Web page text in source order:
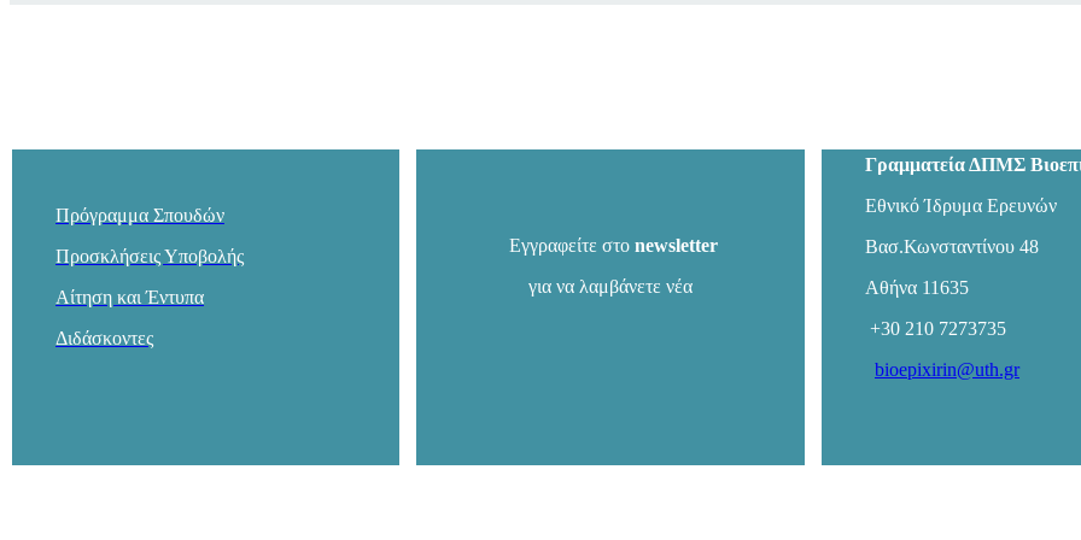
Πρόγραμμα Σπουδών
Προσκλήσεις Υποβολής
Αίτηση και Έντυπα
Διδάσκοντες
Εγγραφείτε στο newsletter
για να λαμβάνετε νέα
Γραμματεία ΔΠΜΣ
Εθνικό Ίδρυμα Ερευνών
Βασ.Κωνσταντίνου 48
Αθήνα 11635
+30 210 7273735
bioepixirin@uth.gr